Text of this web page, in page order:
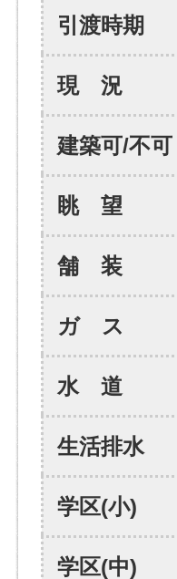
引渡時期
現 況
建築可/不可
眺 望
舗 装
ガ ス
水 道
生活排水
学区(小)
学区(中)